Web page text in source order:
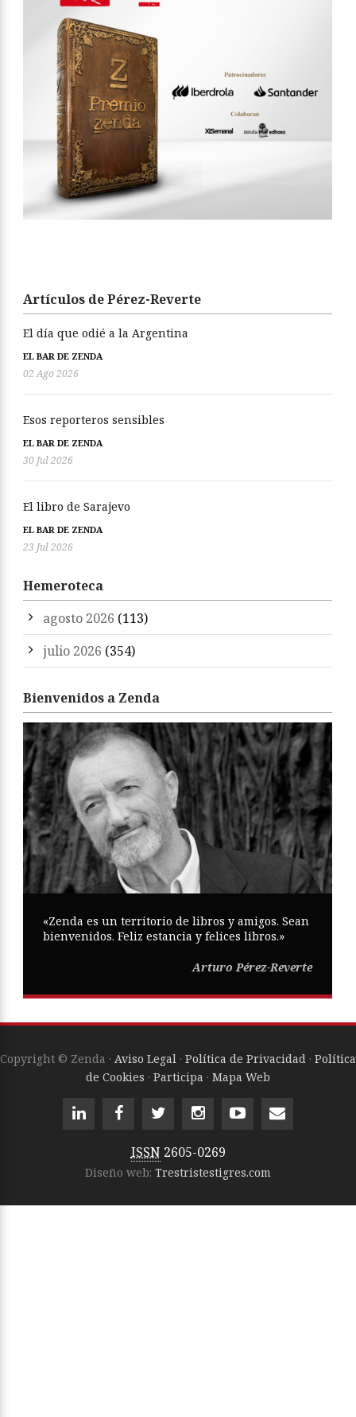
Artículos de Pérez-Reverte
El día que odié a la Argentina
EL BAR DE ZENDA
02 Ago 2026
Esos reporteros sensibles
EL BAR DE ZENDA
30 Jul 2026
El libro de Sarajevo
EL BAR DE ZENDA
23 Jul 2026
Hemeroteca
agosto 2026 (113)
julio 2026 (354)
Bienvenidos a Zenda
«Zenda es un territorio de libros y amigos. Sean
bienvenidos. Feliz estancia y felices libros.»
Arturo Pérez-Reverte
Copyright © Zenda · Aviso Legal · Política de Privacidad · Política
de Cookies · Participa · Mapa Web
ISSN 2605-0269
Diseño web: Trestristestigres.com